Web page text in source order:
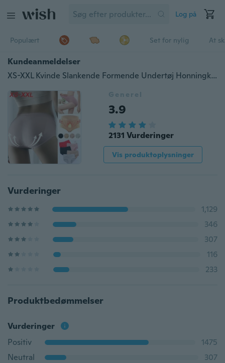
Log på
Populært Set for nylig At
Kundeanmeldelser
XS-XXL Kvinde Slankende Formende Undertøj Honningkage Varmt Palads 3D Super Elastisk Problemfri Undertøj Talje Træner Body Shaper Undertøj
Generel
3.9
2131 Vurderinger
Vis produktoplysninger
Vurderinger
1,129
346
307
116
233
Produktbedømmelser
Vurderinger
Positiv
1475
Neutral
307